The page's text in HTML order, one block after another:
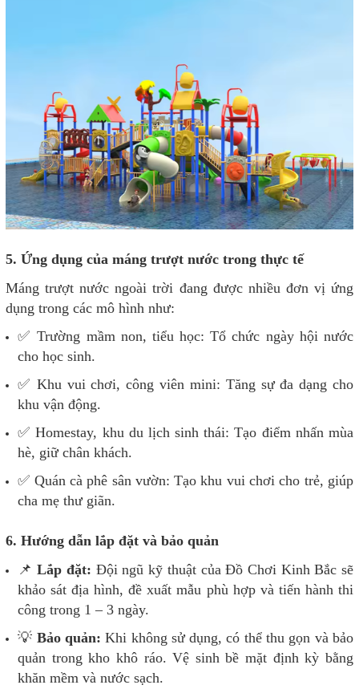
5. Ứng dụng của máng trượt nước trong thực tế
Máng trượt nước ngoài trời đang được nhiều đơn vị ứng
dụng trong các mô hình như:
✅ Trường mầm non, tiểu học: Tổ chức ngày hội nước
cho học sinh.
✅ Khu vui chơi, công viên mini: Tăng sự đa dạng cho
khu vận động.
✅ Homestay, khu du lịch sinh thái: Tạo điểm nhấn mùa
hè, giữ chân khách.
✅ Quán cà phê sân vườn: Tạo khu vui chơi cho trẻ, giúp
cha mẹ thư giãn.
6. Hướng dẫn lắp đặt và bảo quản
📌Lắp đặt: Đội ngũ kỹ thuật của Đồ Chơi Kinh Bắc sẽ
khảo sát địa hình, đề xuất mẫu phù hợp và tiến hành thi
công trong 1 – 3 ngày.
💡 Bảo quản: Khi không sử dụng, có thể thu gọn và bảo
quản trong kho khô ráo. Vệ sinh bề mặt định kỳ bằng
khăn mềm và nước sạch.